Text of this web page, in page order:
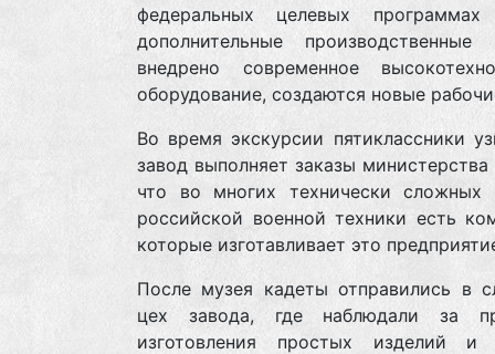
федеральных целевых программах
дополнительные производственные
внедрено современное
оборудование, создаются новые
Во время экскурсии пятиклассники
завод выполняет заказы
что во многих технически сложных
российской военной техники есть
которые изготавливает это
После музея кадеты отправились в
цех завода, где наблюдали за
изготовления простых изделий и